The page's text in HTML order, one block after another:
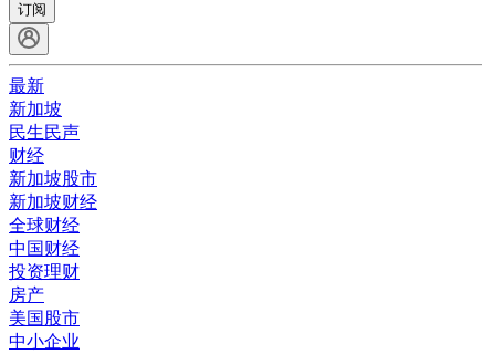
订阅
最新
新加坡
民生民声
财经
新加坡股市
新加坡财经
全球财经
中国财经
投资理财
房产
美国股市
中小企业